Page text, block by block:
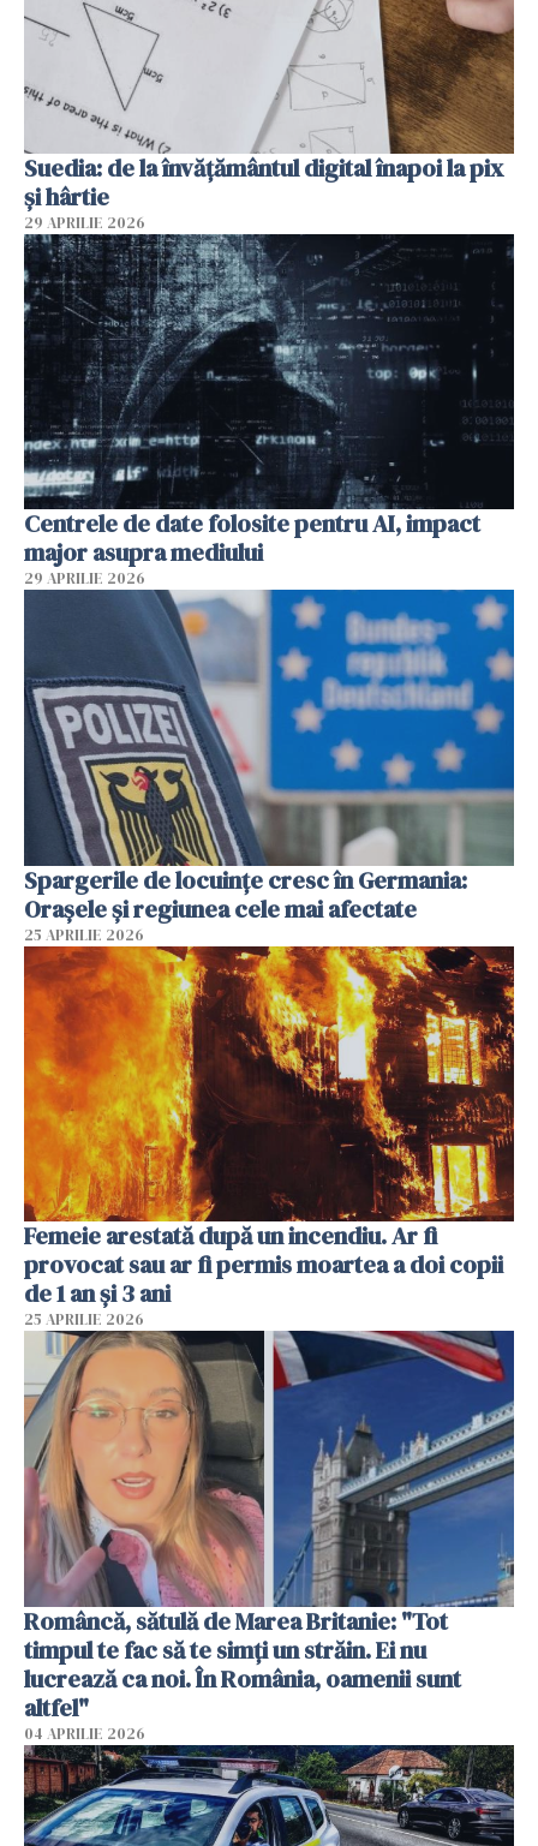
Suedia: de la învățământul digital înapoi la pix
și hârtie
29 APRILIE 2026
Centrele de date folosite pentru AI, impact
major asupra mediului
29 APRILIE 2026
Spargerile de locuințe cresc în Germania:
Orașele și regiunea cele mai afectate
25 APRILIE 2026
Femeie arestată după un incendiu. Ar fi
provocat sau ar fi permis moartea a doi copii
de 1 an și 3 ani
25 APRILIE 2026
Româncă, sătulă de Marea Britanie: "Tot
timpul te fac să te simți un străin. Ei nu
lucrează ca noi. În România, oamenii sunt
altfel"
04 APRILIE 2026